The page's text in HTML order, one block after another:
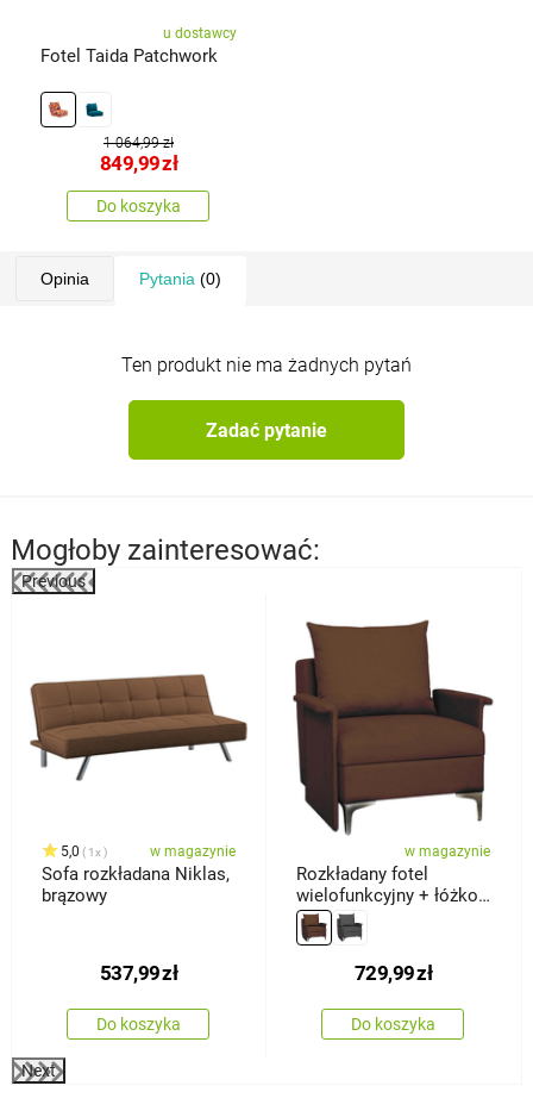
u dostawcy
Fotel Taida Patchwork
1 064,99 zł
849,99zł
Do koszyka
Opinia Pytania(0)
Ten produkt nie ma żadnych pytań
Zadać pytanie
Mogłoby zainteresować:
Previous
5,0 1x w magazynie
Sofa rozkładana Niklas,
brązowy
537,99zł
Do koszyka
w magazynie
Rozkładany fotel
wielofunkcyjny + łóżko
Baron, brązowy
729,99zł
Do koszyka
Next